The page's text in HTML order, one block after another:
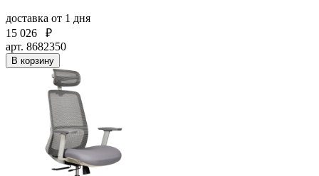
доставка от 1 дня
15 026
₽
арт. 8682350
В корзину